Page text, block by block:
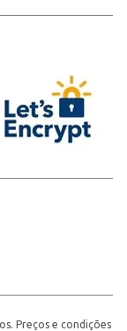
Preços e condições